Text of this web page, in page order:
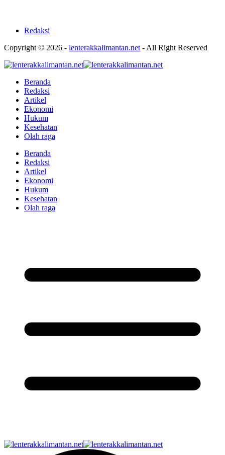
Redaksi
Copyright © 2026 - lenterakkalimantan.net - All Right Reserved
Beranda
Redaksi
Artikel
Ekonomi
Hukum
Kesehatan
Olah raga
Beranda
Redaksi
Artikel
Ekonomi
Hukum
Kesehatan
Olah raga